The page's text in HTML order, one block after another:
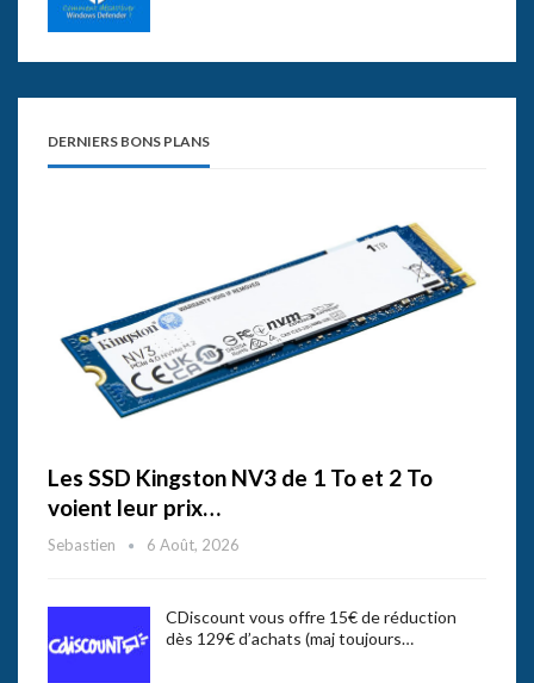
DERNIERS BONS PLANS
Les SSD Kingston NV3 de 1 To et 2 To
voient leur prix…
Sebastien 6 Août, 2026
CDiscount vous offre 15€ de réduction
dès 129€ d’achats (maj toujours…